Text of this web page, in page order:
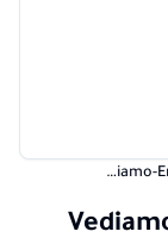
دليل مستخدم Vediamo-Engineering